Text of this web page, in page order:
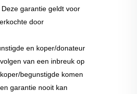
garantie geldt voor
door
en koper/donateur
van een inbreuk op
begunstigde komen
garantie nooit kan